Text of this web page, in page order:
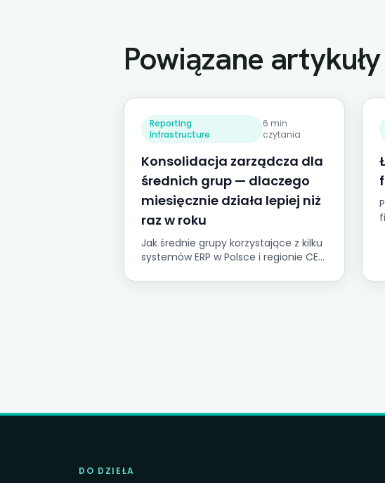
Powiązane artykuły
Reporting
Infrastructure
6 min
czytania
Konsolidacja zarządcza dla
średnich grup — dlaczego
miesięcznie działa lepiej niż
raz w roku
Jak średnie grupy korzystające z kilku
systemów ERP w Polsce i regionie CEE
statutowej do miesięcznego
DO DZIEŁA